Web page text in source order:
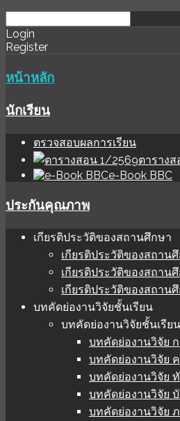
download
software
ihale
sınır
Login
Register
หน้าหลัก
นักเรียน
ตรวจสอบผลการเรียน
ตาราง
e-Book BBC
ประกันคุณภาพ
เกียรติประวัติของสถานศึกษา
เกียรติประวัติของสถาน
เกียรติประวัติของสถาน
เกียรติประวัติของสถาน
บทคัดย่องานวิจัยชั้นเรียน
บทคัดย่องานวิจัยชั้นเรีย
บทคัดย่องานวิจัย
บทคัดย่องานวิจัย
บทคัดย่องานวิจัย
บทคัดย่องานวิจัย
บทคัดย่องานวิจัย